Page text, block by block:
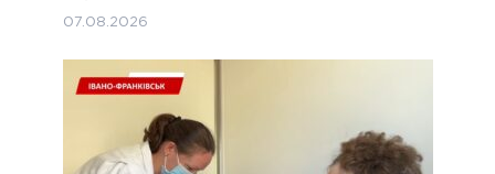
07.08.2026